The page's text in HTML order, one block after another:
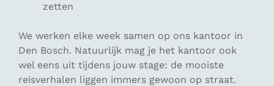
zetten
We werken elke week samen op ons kantoor in
Den Bosch. Natuurlijk mag je het kantoor ook
wel eens uit tijdens jouw stage: de mooiste
reisverhalen liggen immers gewoon op straat.